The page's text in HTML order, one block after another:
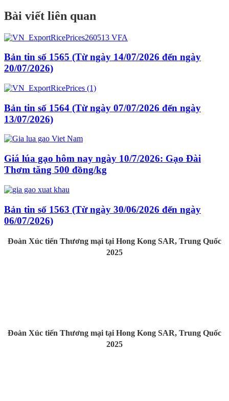
Bài viết liên quan
Bản tin số 1565 (Từ ngày 14/07/2026 đến ngày
20/07/2026)
Bản tin số 1564 (Từ ngày 07/07/2026 đến ngày
13/07/2026)
Giá lúa gạo hôm nay ngày 10/7/2026: Gạo Đài
Thơm tăng 500 đồng/kg
Bản tin số 1563 (Từ ngày 30/06/2026 đến ngày
06/07/2026)
Đoàn Xúc tiến Thương mại tại Hong Kong SAR, Trung Quốc
2025
Đoàn Xúc tiến Thương mại tại Hong Kong SAR, Trung Quốc
2025